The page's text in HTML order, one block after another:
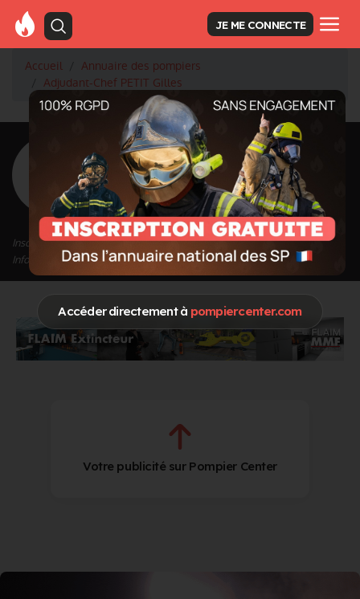
Accéder directement à pompiercenter.com
JE ME CONNECTE
Accueil
Annuaire des pompiers
Adjudant-Chef PETIT Gilles
<Retour à la liste des pompiers
PETIT Gilles
Grade : Adjudant-Chef
Inscrit depuis le 11/09/2020 à 14:18
Informations mises à jour le 28/09/2020 à 15:25
Votre publicité sur Pompier Center